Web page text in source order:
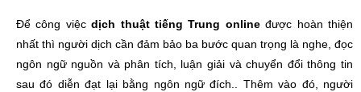
Để công việcdịch thuật tiếng Trung onlineđược hoàn thiện
nhất thì người dịch cần đảm bảo ba bước quan trọng là nghe, đọc
ngôn ngữ nguồn và phân tích, luận giải và chuyển đổi thông tin
sau đó diễn đạt lại bằng ngôn ngữ đích.. Thêm vào đó, người